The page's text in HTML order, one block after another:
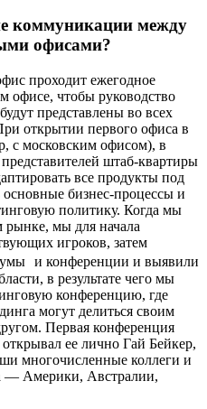
коммуникации между
офисами?
проходит ежегодное
офисе, чтобы руководство
представлены во всех
открытии первого офиса в
с московским офисом), в
штаб-квартиры
все продукты под
бизнес-процессы и
политику. Когда мы
рынке, мы для начала
игроков, затем
и конференции и выявили
в результате чего мы
конференцию, где
могут делиться своим
Первая конференция
ее лично Гай Бейкер,
многочисленные коллеги и
— Америки, Австралии,